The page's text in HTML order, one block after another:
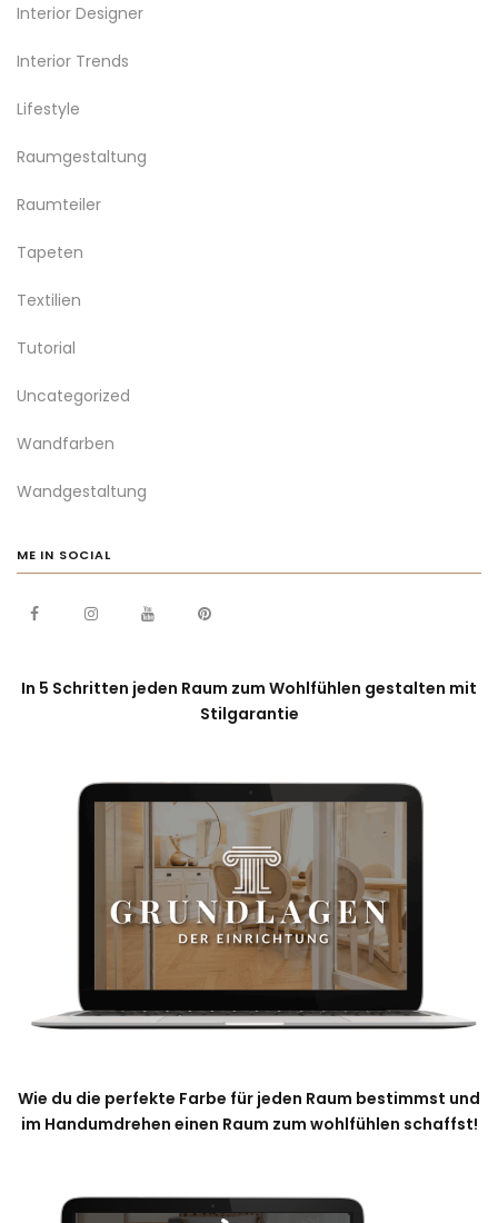
Interior Designer
Interior Trends
Lifestyle
Raumgestaltung
Raumteiler
Tapeten
Textilien
Tutorial
Uncategorized
Wandfarben
Wandgestaltung
ME IN SOCIAL
In 5 Schritten jeden Raum zum Wohlfühlen gestalten mit
Stilgarantie
Wie du die perfekte Farbe für jeden Raum bestimmst und
im Handumdrehen einen Raum zum wohlfühlen schaffst!